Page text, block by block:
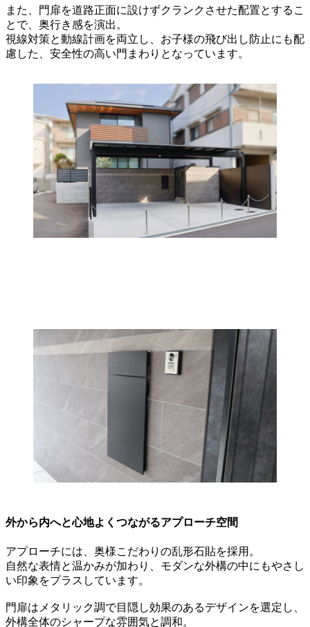
また、門扉を道路正面に設けずクランクさせた配置とするこ
とで、奥行き感を演出。
視線対策と動線計画を両立し、お子様の飛び出し防止にも配
慮した、安全性の高い門まわりとなっています。
外から内へと心地よくつながるアプローチ空間
アプローチには、奥様こだわりの乱形石貼を採用。
自然な表情と温かみが加わり、モダンな外構の中にもやさし
い印象をプラスしています。
門扉はメタリック調で目隠し効果のあるデザインを選定し、
外構全体のシャープな雰囲気と調和。